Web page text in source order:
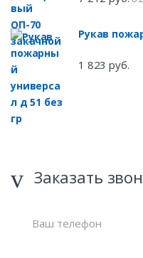
Рукав
1 823 руб.
Заказать